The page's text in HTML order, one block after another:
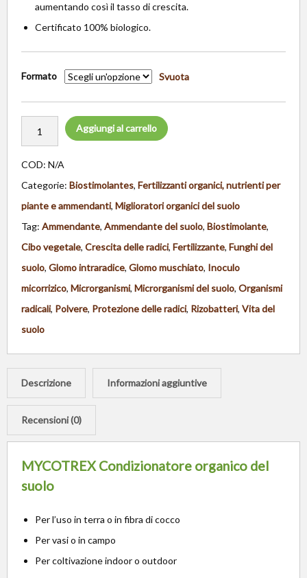
aumentando così il tasso di crescita.
Certificato 100% biologico.
Formato Svuota
Aggiungi al carrello
COD: N/A
Categorie: Biostimolantes, Fertilizzanti organici, nutrienti per
piante e ammendanti, Miglioratori organici del suolo
Tag: Ammendante, Ammendante del suolo, Biostimolante,
Cibo vegetale, Crescita delle radici, Fertilizzante, Funghi del
suolo, Glomo intraradice, Glomo muschiato, Inoculo
micorrizico, Microrganismi, Microrganismi del suolo, Organismi
radicali, Polvere, Protezione delle radici, Rizobatteri, Vita del
suolo
Descrizione Informazioni aggiuntive
Recensioni (0)
MYCOTREX Condizionatore organico del
suolo
Per l’uso in terra o in fibra di cocco
Per vasi o in campo
Per coltivazione indoor o outdoor